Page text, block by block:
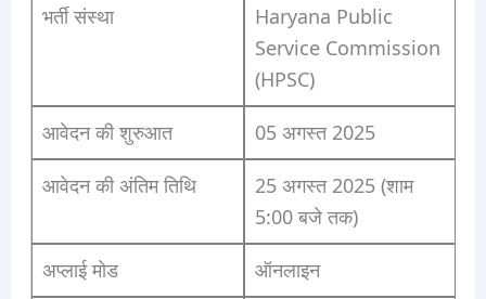
भर्ती संस्था
Haryana Public
Service Commission
(HPSC)
आवेदन की शुरुआत 05 अगस्त 2025
आवेदन की अंतिम तिथि
25 अगस्त 2025 (शाम
5:00 बजे तक)
अप्लाई मोड ऑनलाइन